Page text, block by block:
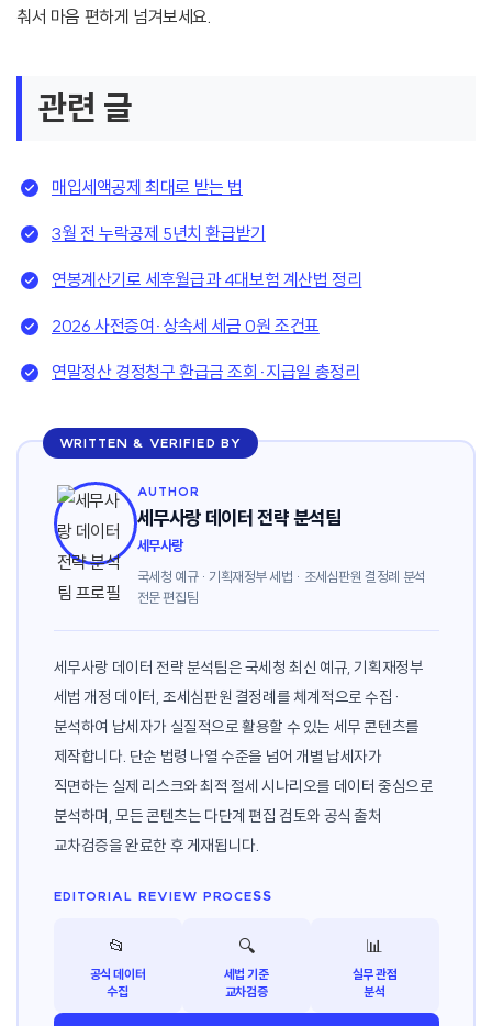
춰서 마음 편하게 넘겨보세요.
관련 글
매입세액공제 최대로 받는 법
3월 전 누락공제 5년치 환급받기
연봉계산기로 세후월급과 4대보험 계산법 정리
2026 사전증여·상속세 세금 0원 조건표
연말정산 경정청구 환급금 조회·지급일 총정리
WRITTEN & VERIFIED BY
AUTHOR
세무사랑 데이터 전략 분석팀
세무사랑
국세청 예규 · 기획재정부 세법 · 조세심판원 결정례 분석
전문 편집팀
세무사랑 데이터 전략 분석팀은 국세청 최신 예규, 기획재정부
세법 개정 데이터, 조세심판원 결정례를 체계적으로 수집·
분석하여 납세자가 실질적으로 활용할 수 있는 세무 콘텐츠를
제작합니다. 단순 법령 나열 수준을 넘어 개별 납세자가
직면하는 실제 리스크와 최적 절세 시나리오를 데이터 중심으로
분석하며, 모든 콘텐츠는 다단계 편집 검토와 공식 출처
교차검증을 완료한 후 게재됩니다.
EDITORIAL REVIEW PROCESS
📂
공식 데이터
수집
🔍
세법 기준
교차검증
📊
실무 관점
분석